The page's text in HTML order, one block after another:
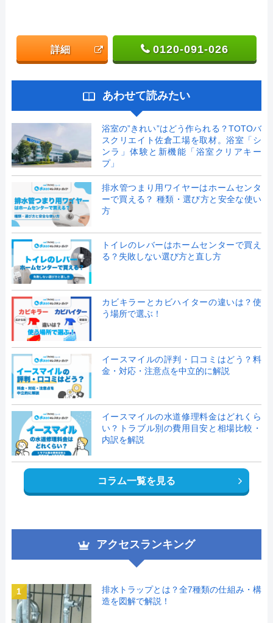
詳細 0120-091-026
あわせて読みたい
浴室の”きれい”はどう作られる？TOTOバ
スクリエイト佐倉工場を取材。浴室「シ
ンラ」体験と新機能「浴室クリアキー
プ」
排水管つまり用ワイヤーはホームセンタ
ーで買える？ 種類・選び方と安全な使い
方
トイレのレバーはホームセンターで買え
る？失敗しない選び方と直し方
カビキラーとカビハイターの違いは？使
う場所で選ぶ！
イースマイルの評判・口コミはどう？料
金・対応・注意点を中立的に解説
イースマイルの水道修理料金はどれくら
い？トラブル別の費用目安と相場比較・
内訳を解説
コラム一覧を見る
アクセスランキング
1
排水トラップとは？全7種類の仕組み・構
造を図解で解説！